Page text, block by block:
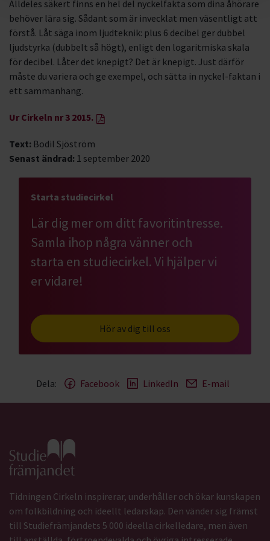
Alldeles säkert finns en hel del nyckelfakta som dina åhörare
behöver lära sig. Sådant som är invecklat men väsentligt att
förstå. Låt säga inom ljudteknik: plus 6 decibel ger dubbel
ljudstyrka (dubbelt så högt), enligt den logaritmiska skala
för decibel. Låter det knepigt? Det är knepigt. Just därför
måste du variera och ge exempel, och sätta in nyckel-faktan i
ett sammanhang.
Ur Cirkeln nr 3 2015.
Text: Bodil Sjöström
Senast ändrad: 1 september 2020
Starta studiecirkel
Lär dig mer om ditt favoritintresse.
Samla ihop några vänner och
starta en studiecirkel. Vi hjälper vi
er vidare!
Hör av dig till oss
Dela: Facebook LinkedIn E-mail
Gå till studiefrämjandets startsida
Tidningen Cirkeln inspirerar, underhåller och ökar kunskapen
om folkbildning och ideellt ledarskap. Den vänder sig främst
till Studiefrämjandets 5 000 ideella cirkelledare, men även